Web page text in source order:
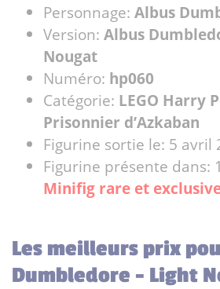
Personnage: Albus
Version: Albus
Nougat
Numéro: hp060
Catégorie: LEGO Harry
Prisonnier d’Azkaban
Figurine sortie le: 5 avril
Figurine présente dans:
Minifig rare et
Les meilleurs prix
Dumbledore - Light